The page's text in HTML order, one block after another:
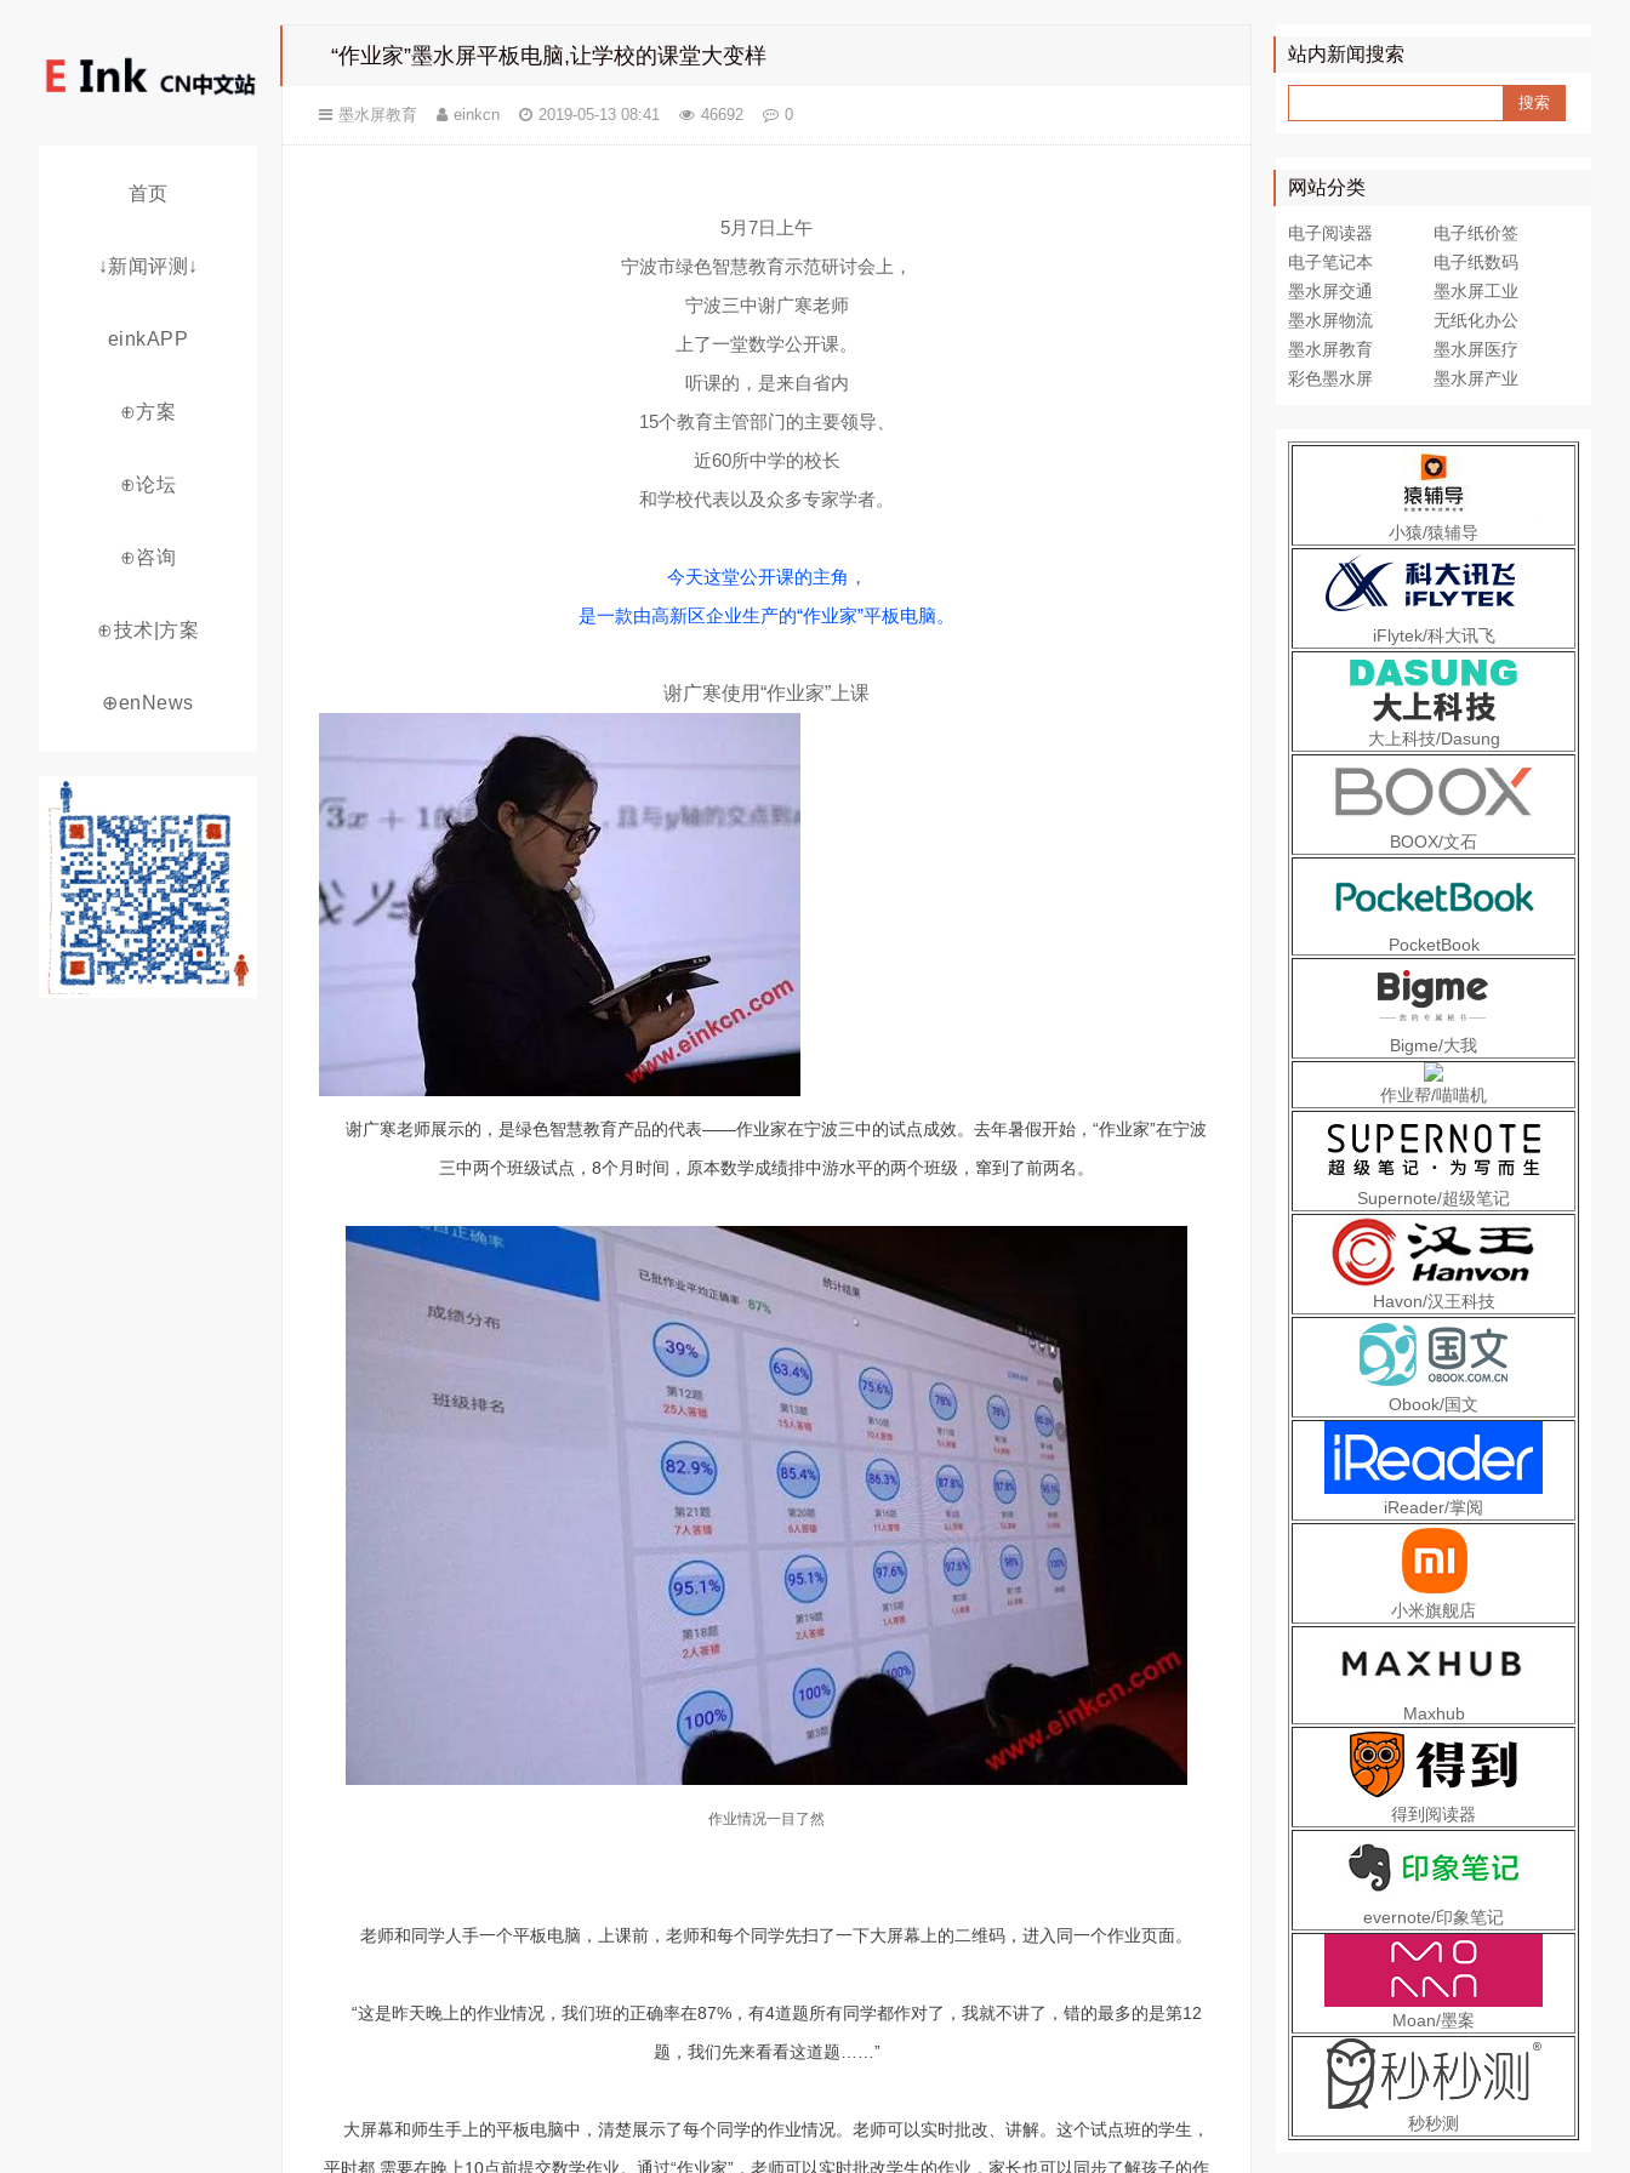
首页
↓新闻评测↓
einkAPP
⊕方案
⊕论坛
⊕咨询
⊕技术|方案
⊕enNews
“作业家”墨水屏平板电脑,让学校的课堂大变样
墨水屏教育 einkcn 2019-05-13 08:41 46692 0
5月7日上午
宁波市绿色智慧教育示范研讨会上，
宁波三中谢广寒老师
上了一堂数学公开课。
听课的，是来自省内
15个教育主管部门的主要领导、
近60所中学的校长
和学校代表以及众多专家学者。
今天这堂公开课的主角，
是一款由高新区企业生产的“作业家”平板电脑。
谢广寒使用“作业家”上课
谢广寒老师展示的，是绿色智慧教育产品的代表——作业家在宁波三中的试点成效。去年暑假开始，“作业家”在宁波
三中两个班级试点，8个月时间，原本数学成绩排中游水平的两个班级，窜到了前两名。
作业情况一目了然
老师和同学人手一个平板电脑，上课前，老师和每个同学先扫了一下大屏幕上的二维码，进入同一个作业页面。
“这是昨天晚上的作业情况，我们班的正确率在87%，有4道题所有同学都作对了，我就不讲了，错的最多的是第12
题，我们先来看看这道题……”
大屏幕和师生手上的平板电脑中，清楚展示了每个同学的作业情况。老师可以实时批改、讲解。这个试点班的学生，
平时都 需要在晚上10点前提交数学作业。通过“作业家”，老师可以实时批改学生的作业，家长也可以同步了解孩子的作
站内新闻搜索
网站分类
电子阅读器
电子纸价签
电子笔记本
电子纸数码
墨水屏交通
墨水屏工业
墨水屏物流
无纸化办公
墨水屏教育
墨水屏医疗
彩色墨水屏
墨水屏产业
小猿/猿辅导
iFlytek/科大讯飞
大上科技/Dasung
BOOX/文石
PocketBook
Bigme/大我
作业帮/喵喵机
Supernote/超级笔记
Havon/汉王科技
Obook/国文
iReader/掌阅
小米旗舰店
Maxhub
得到阅读器
evernote/印象笔记
Moan/墨案
秒秒测